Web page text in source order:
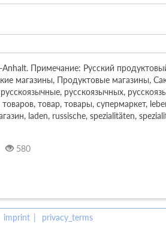
Примечание: Русский
магазины, Продуктовые магазины,
русскоязычных,
товар, товары, супермаркет,
laden, russische, spezialitäten,
580
imprint privacy_terms